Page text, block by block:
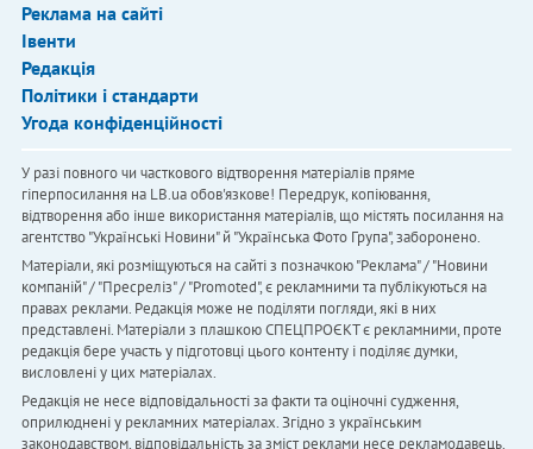
Реклама на сайті
Івенти
Редакція
Політики і стандарти
Угода конфіденційності
У разі повного чи часткового відтворення матеріалів пряме
гіперпосилання на LB.ua обов'язкове! Передрук, копіювання,
відтворення або інше використання матеріалів, що містять посилання на
агентство "Українськi Новини" й "Українська Фото Група", заборонено.
Матеріали, які розміщуються на сайті з позначкою "Реклама" / "Новини
компаній" / "Пресреліз" / "Promoted", є рекламними та публікуються на
правах реклами. Редакція може не поділяти погляди, які в них
представлені. Матеріали з плашкою СПЕЦПРОЄКТ є рекламними, проте
редакція бере участь у підготовці цього контенту і поділяє думки,
висловлені у цих матеріалах.
Редакція не несе відповідальності за факти та оціночні судження,
оприлюднені у рекламних матеріалах. Згідно з українським
законодавством, відповідальність за зміст реклами несе рекламодавець.